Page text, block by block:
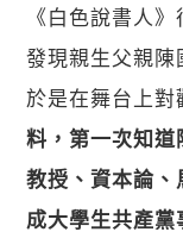
《白色說書人
發現親生父親陳
於是在舞台上對
料，第一次知
教授、資本論、
成大學生共產